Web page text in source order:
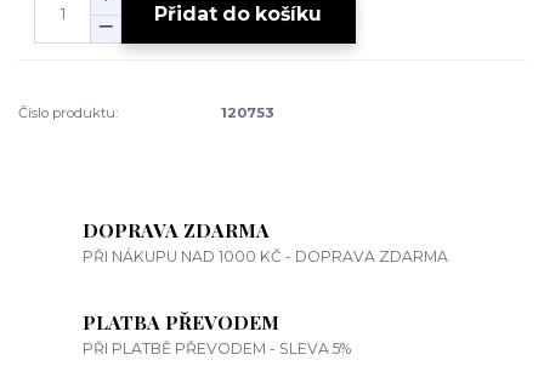
Přidat do košíku
Číslo produktu: 120753
DOPRAVA ZDARMA
PŘI NÁKUPU NAD 1000 KČ - DOPRAVA ZDARMA
PLATBA PŘEVODEM
PŘI PLATBĚ PŘEVODEM - SLEVA 5%